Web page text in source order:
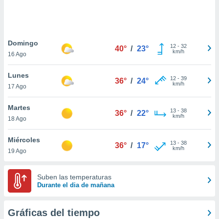
únicos
similares
como
sitio
de
posible
traten tus
en
interés
Para
su
Domingo
16 Ago
40° / 23° 12- 32
km/h
Lunes
17 Ago
36° / 24° 12- 39
km/h
Martes
18 Ago
36° / 22° 13- 38
km/h
Miércoles
19 Ago
36° / 17° 13- 38
km/h
Suben las temperaturas
Durante el dia de mañana
Gráficas del tiempo